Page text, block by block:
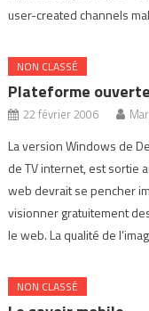
user-created channels
NON CLASSÉ
Plateforme
22 février 2006
La version Windows de
de TV internet, est sortie
web devrait se pencher
visionner gratuitement
le web. La qualité de
NON CLASSÉ